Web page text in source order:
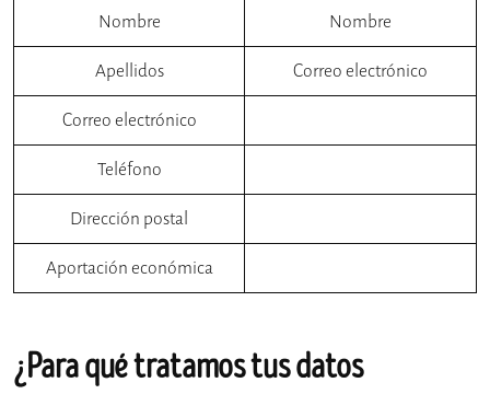
Nombre Nombre
Apellidos Correo electrónico
Correo electrónico
Teléfono
Dirección postal
Aportación económica
¿Para qué tratamos tus datos